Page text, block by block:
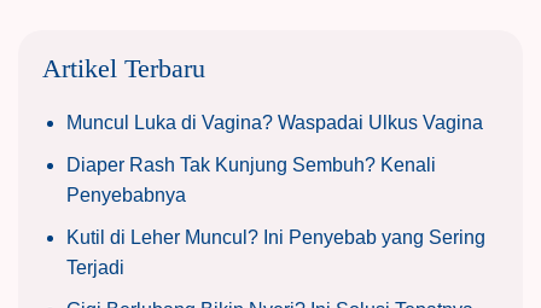
Artikel Terbaru
Muncul Luka di Vagina? Waspadai Ulkus Vagina
Diaper Rash Tak Kunjung Sembuh? Kenali
Penyebabnya
Kutil di Leher Muncul? Ini Penyebab yang Sering
Terjadi